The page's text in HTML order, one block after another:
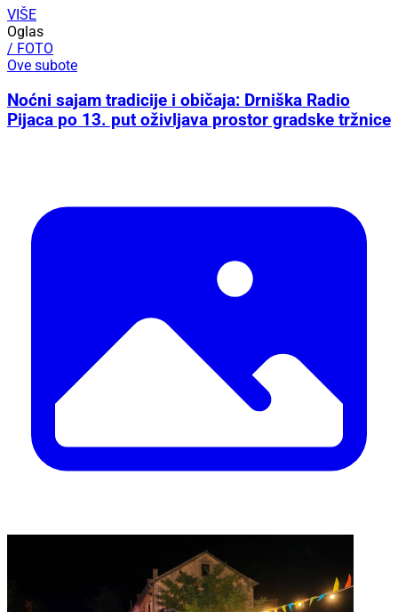
VIŠE
Oglas
/ FOTO
Ove subote
Noćni sajam tradicije i običaja: Drniška Radio
Pijaca po 13. put oživljava prostor gradske tržnice